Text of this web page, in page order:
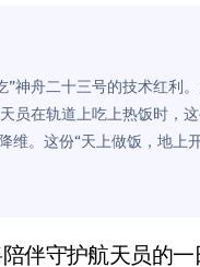
教你3招真·快充
：车内不是广告屏！
神舟二十三号的技术红利
员在轨道上吃上热饭时，
。这份“天上做饭，地上